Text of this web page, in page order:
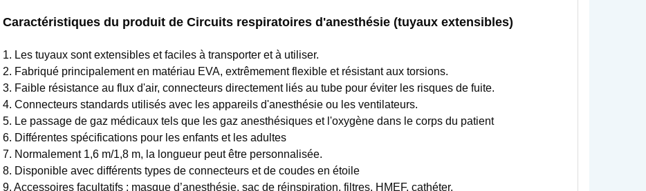
Caractéristiques du produit de Circuits respiratoires d'anesthésie (tuyaux extensibles)
1. Les tuyaux sont extensibles et faciles à transporter et à utiliser.
2. Fabriqué principalement en matériau EVA, extrêmement flexible et résistant aux torsions.
3. Faible résistance au flux d'air, connecteurs directement liés au tube pour éviter les risques de fuite.
4. Connecteurs standards utilisés avec les appareils d'anesthésie ou les ventilateurs.
5. Le passage de gaz médicaux tels que les gaz anesthésiques et l'oxygène dans le corps du patient
6. Différentes spécifications pour les enfants et les adultes
7. Normalement 1,6 m/1,8 m, la longueur peut être personnalisée.
8. Disponible avec différents types de connecteurs et de coudes en étoile
9. Accessoires facultatifs : masque d’anesthésie, sac de réinspiration, filtres, HMEF, cathéter.